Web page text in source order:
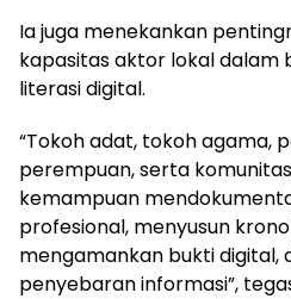
Ia juga menekankan
kapasitas aktor lokal dalam
literasi digital.
“Tokoh adat, tokoh agama,
perempuan, serta
kemampuan
profesional, menyusun
mengamankan bukti digital,
penyebaran informasi”,